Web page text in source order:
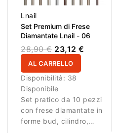
Lnail
Set Premium di Frese
Diamantate Lnail - 06
28,90 € 23,12 €
AL CARRELLO
Disponibilità: 38
Disponibile
Set pratico da 10 pezzi
con frese diamantate in
forme bud, cilindro,